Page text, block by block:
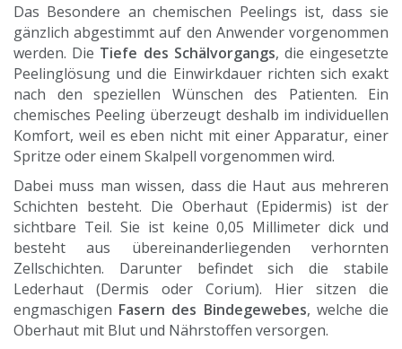
Das Besondere an chemischen Peelings ist, dass sie
gänzlich abgestimmt auf den Anwender vorgenommen
werden. Die Tiefe des Schälvorgangs, die eingesetzte
Peelinglösung und die Einwirkdauer richten sich exakt
nach den speziellen Wünschen des Patienten. Ein
chemisches Peeling überzeugt deshalb im individuellen
Komfort, weil es eben nicht mit einer Apparatur, einer
Spritze oder einem Skalpell vorgenommen wird.
Dabei muss man wissen, dass die Haut aus mehreren
Schichten besteht. Die Oberhaut (Epidermis) ist der
sichtbare Teil. Sie ist keine 0,05 Millimeter dick und
besteht aus übereinanderliegenden verhornten
Zellschichten. Darunter befindet sich die stabile
Lederhaut (Dermis oder Corium). Hier sitzen die
engmaschigen Fasern des Bindegewebes, welche die
Oberhaut mit Blut und Nährstoffen versorgen.